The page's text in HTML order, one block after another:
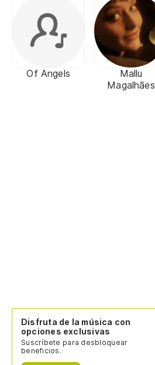
Of Angels
Mallu
Magalhães
Disfruta de la música con
opciones exclusivas
Suscríbete para desbloquear
beneficios.